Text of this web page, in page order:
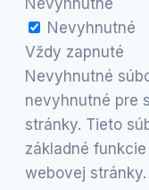
Nevyhnutné
Nevyhnutné
Vždy zapnuté
Nevyhnutné
nevyhnutné pre
stránky. Tieto
základné
webovej stránky.